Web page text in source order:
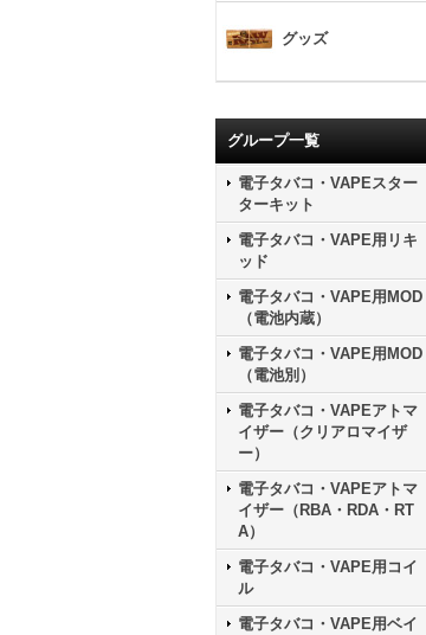
グッズ
グループ一覧
電子タバコ・VAPEスター
ターキット
電子タバコ・VAPE用リキ
ッド
電子タバコ・VAPE用MOD
（電池内蔵）
電子タバコ・VAPE用MOD
（電池別）
電子タバコ・VAPEアトマ
イザー（クリアロマイザ
ー）
電子タバコ・VAPEアトマ
イザー（RBA・RDA・RT
A）
電子タバコ・VAPE用コイ
ル
電子タバコ・VAPE用ベイ